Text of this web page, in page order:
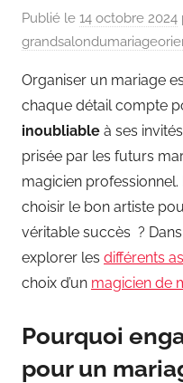
Publié le 14 octobre 2024
Organiser un mariage
chaque détail compte
inoubliable à ses
prisée par les futurs
magicien professionnel.
choisir le bon artiste
véritable succès ?
explorer les différents
choix d’un magicien de
Pourquoi
pour un